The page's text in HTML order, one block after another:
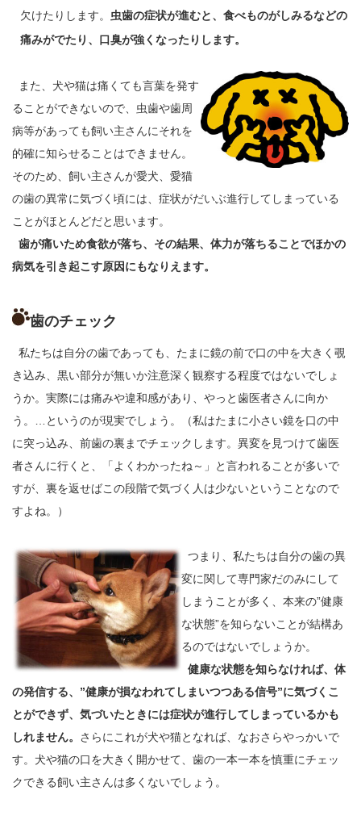
欠けたりします。 虫歯の症状が進むと、食べものがしみるなどの
痛みがでたり、口臭が強くなったりします。
また、犬や猫は痛くても言葉を発す
ることができないので、虫歯や歯周
病等があっても飼い主さんにそれを
的確に知らせることはできません。
そのため、飼い主さんが愛犬、愛猫
の歯の異常に気づく頃には、症状がだいぶ進行してしまっている
ことがほとんどだと思います。
歯が痛いため食欲が落ち、その結果、体力が落ちることでほかの
病気を引き起こす原因にもなりえます。
歯のチェック
私たちは自分の歯であっても、たまに鏡の前で口の中を大きく覗
き込み、黒い部分が無いか注意深く観察する程度ではないでしょ
うか。実際には痛みや違和感があり、やっと歯医者さんに向か
う。…というのが現実でしょう。（私はたまに小さい鏡を口の中
に突っ込み、前歯の裏までチェックします。異変を見つけて歯医
者さんに行くと、「よくわかったね～」と言われることが多いで
すが、裏を返せばこの段階で気づく人は少ないということなので
すよね。）
つまり、私たちは自分の歯の異
変に関して専門家だのみにして
しまうことが多く、本来の”健康
な状態”を知らないことが結構あ
るのではないでしょうか。
健康な状態を知らなければ、体
の発信する、”健康が損なわれてしまいつつある信号”に気づくこ
とができず、気づいたときには症状が進行してしまっているかも
しれません。 さらにこれが犬や猫となれば、なおさらやっかいで
す。犬や猫の口を大きく開かせて、歯の一本一本を慎重にチェッ
クできる飼い主さんは多くないでしょう。